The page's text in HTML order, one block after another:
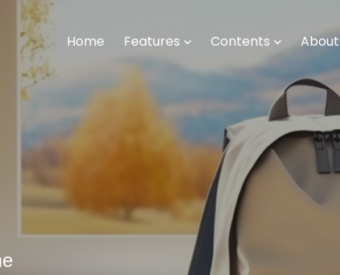
Home Features Contents About